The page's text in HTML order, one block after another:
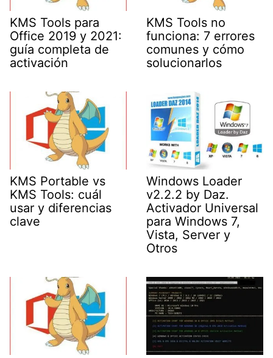
KMS Tools para
Office 2019 y 2021:
guía completa de
activación
KMS Tools no
funciona: 7 errores
comunes y cómo
solucionarlos
KMS Portable vs
KMS Tools: cuál
usar y diferencias
clave
Windows Loader
v2.2.2 by Daz.
Activador Universal
para Windows 7,
Vista, Server y
Otros